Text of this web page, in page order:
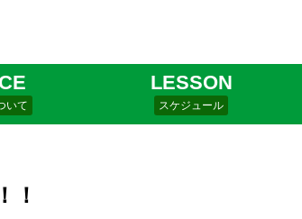
いて
LESSON
スケジュール
！